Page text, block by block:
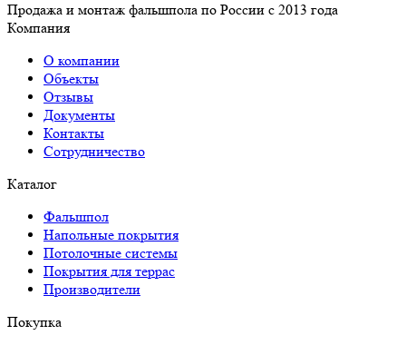
Продажа и монтаж фальшпола по России с 2013 года
Компания
О компании
Объекты
Отзывы
Документы
Контакты
Сотрудничество
Каталог
Фальшпол
Напольные покрытия
Потолочные системы
Покрытия для террас
Производители
Покупка